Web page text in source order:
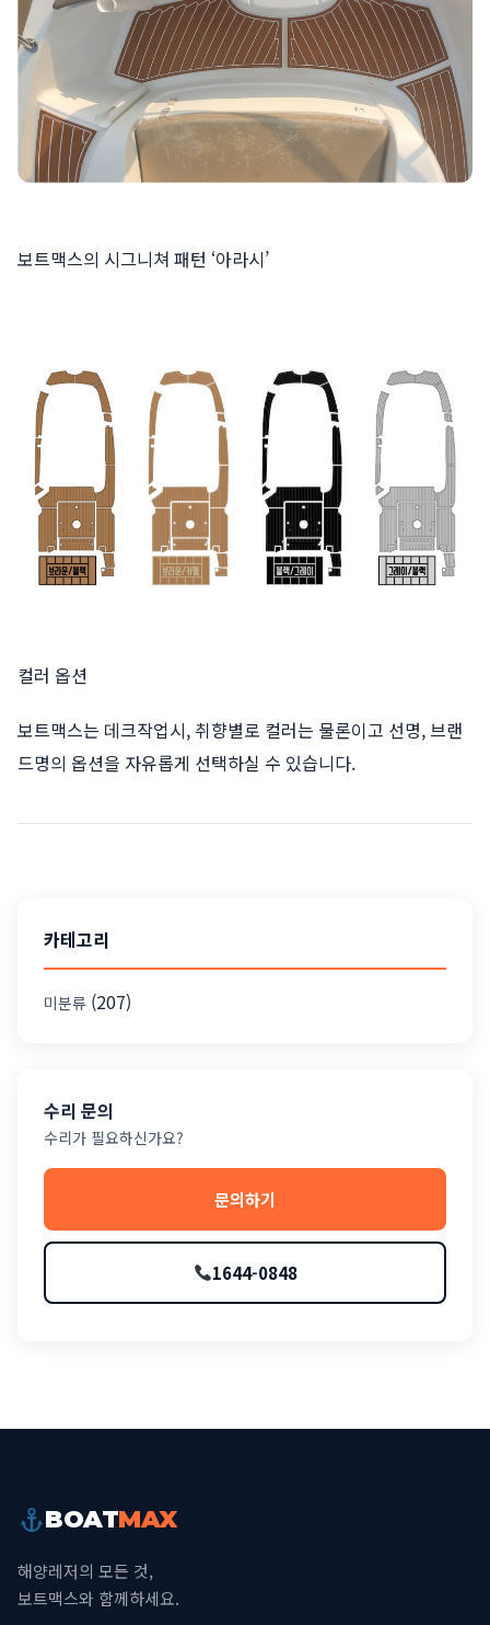
보트맥스의 시그니쳐 패턴 ‘아라시’
컬러 옵션
보트맥스는 데크작업시, 취향별로 컬러는 물론이고 선명, 브랜
드명의 옵션을 자유롭게 선택하실 수 있습니다.
카테고리
미분류 (207)
수리 문의
수리가 필요하신가요?
문의하기
1644-0848
BOATMAX
해양레저의 모든 것,
보트맥스와 함께하세요.